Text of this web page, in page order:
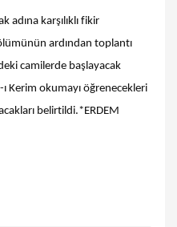
adına karşılıklı fikir
ardından toplantı
camilerde başlayacak
Kerim okumayı öğrenecekleri
belirtildi.*ERDEM